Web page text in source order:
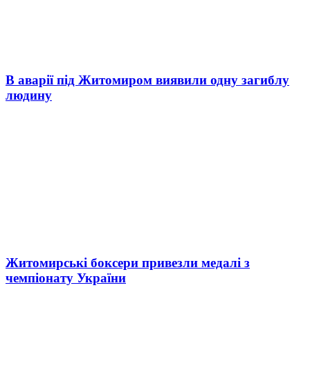
В аварії під Житомиром виявили одну загиблу
людину
Житомирські боксери привезли медалі з
чемпіонату України